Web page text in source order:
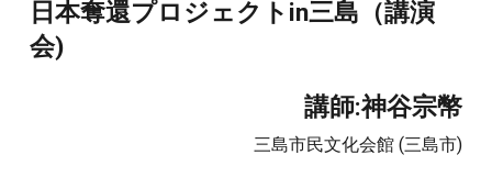
日本奪還プロジェクトin三島（講演
会)
講師:神谷宗幣
三島市民文化会館 (三島市)